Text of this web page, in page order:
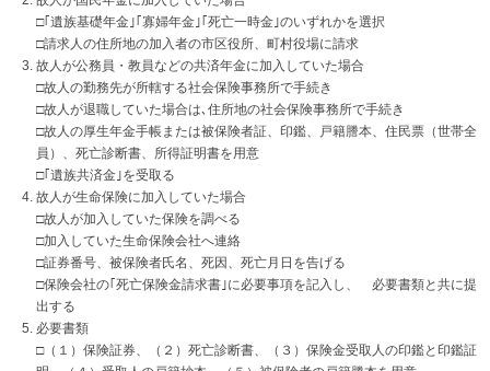
□｢遺族基礎年金｣｢寡婦年金｣｢死亡一時金｣のいずれかを選択
□請求人の住所地の加入者の市区役所、町村役場に請求
故人が公務員・教員などの共済年金に加入していた場合
□故人の勤務先が所轄する社会保険事務所で手続き
□故人が退職していた場合は､住所地の社会保険事務所で手続き
□故人の厚生年金手帳または被保険者証、印鑑、戸籍謄本、住民票（世帯全
員）、死亡診断書、所得証明書を用意
□｢遺族共済金｣を受取る
故人が生命保険に加入していた場合
□故人が加入していた保険を調べる
□加入していた生命保険会社へ連絡
□証券番号、被保険者氏名、死因、死亡月日を告げる
□保険会社の｢死亡保険金請求書｣に必要事項を記入し、 必要書類と共に提
出する
必要書類
□（１）保険証券、（２）死亡診断書、（３）保険金受取人の印鑑と印鑑証